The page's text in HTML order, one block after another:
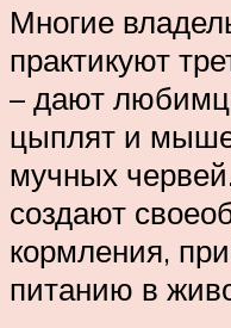
Многие
практикуют
– дают
цыплят и
мучных
создают
кормления,
питанию в